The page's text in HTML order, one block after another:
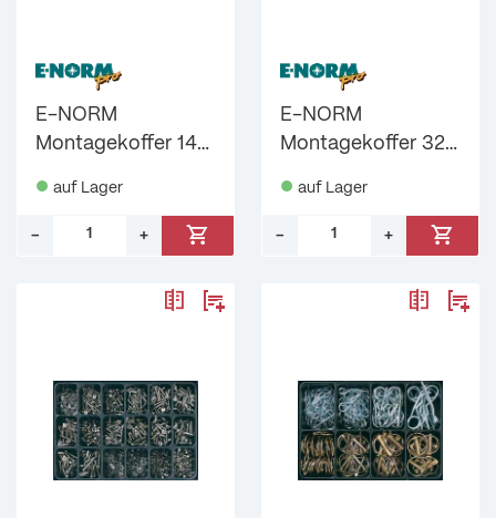
E-NORM
Montagekoffer 14
NORMpro
auf Lager
–
+
E-NORM
Montagekoffer 32
125/934 A2 E-
NORMpro
auf Lager
–
+